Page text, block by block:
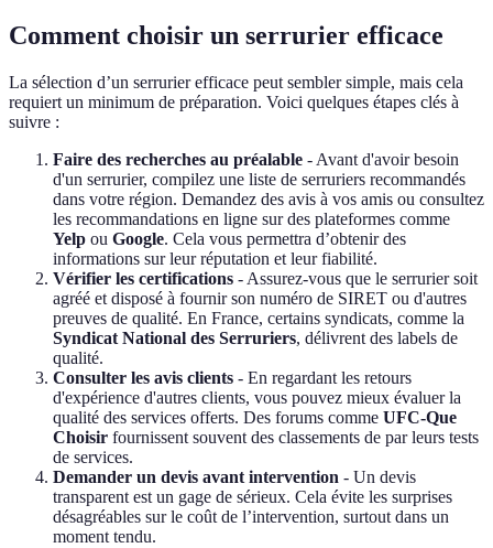
Comment choisir un serrurier efficace
La sélection d’un serrurier efficace peut sembler simple, mais cela
requiert un minimum de préparation. Voici quelques étapes clés à
suivre :
Faire des recherches au préalable - Avant d'avoir besoin
d'un serrurier, compilez une liste de serruriers recommandés
dans votre région. Demandez des avis à vos amis ou consultez
les recommandations en ligne sur des plateformes comme
Yelp ou Google. Cela vous permettra d’obtenir des
informations sur leur réputation et leur fiabilité.
Vérifier les certifications - Assurez-vous que le serrurier soit
agréé et disposé à fournir son numéro de SIRET ou d'autres
preuves de qualité. En France, certains syndicats, comme la
Syndicat National des Serruriers, délivrent des labels de
qualité.
Consulter les avis clients - En regardant les retours
d'expérience d'autres clients, vous pouvez mieux évaluer la
qualité des services offerts. Des forums comme UFC-Que
Choisir fournissent souvent des classements de par leurs tests
de services.
Demander un devis avant intervention - Un devis
transparent est un gage de sérieux. Cela évite les surprises
désagréables sur le coût de l’intervention, surtout dans un
moment tendu.